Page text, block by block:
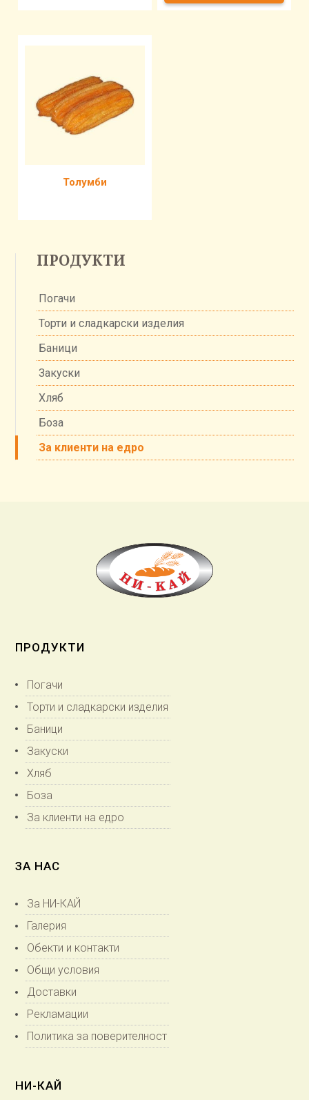
Толумби
ПРОДУКТИ
Погачи
Торти и сладкарски изделия
Баници
Закуски
Хляб
Боза
За клиенти на едро
ПРОДУКТИ
Погачи
Торти и сладкарски изделия
Баници
Закуски
Хляб
Боза
За клиенти на едро
ЗА НАС
За НИ-КАЙ
Галерия
Обекти и контакти
Общи условия
Доставки
Рекламации
Политика за поверителност
НИ-КАЙ